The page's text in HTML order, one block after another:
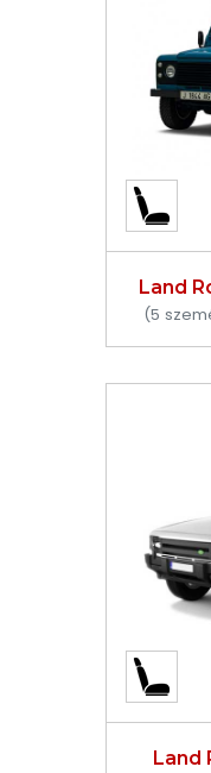
Land
(5
Land